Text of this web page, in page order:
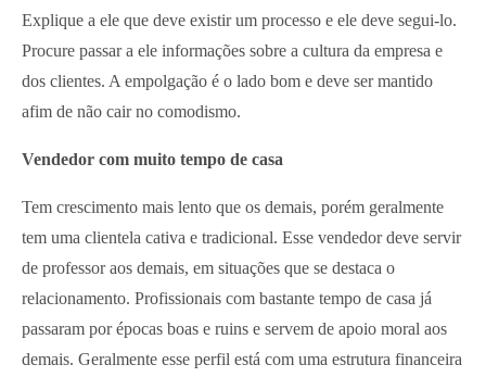
Explique a ele que deve existir um processo e ele deve segui-lo.
Procure passar a ele informações sobre a cultura da empresa e
dos clientes. A empolgação é o lado bom e deve ser mantido
afim de não cair no comodismo.
Vendedor com muito tempo de casa
Tem crescimento mais lento que os demais, porém geralmente
tem uma clientela cativa e tradicional. Esse vendedor deve servir
de professor aos demais, em situações que se destaca o
relacionamento. Profissionais com bastante tempo de casa já
passaram por épocas boas e ruins e servem de apoio moral aos
demais. Geralmente esse perfil está com uma estrutura financeira